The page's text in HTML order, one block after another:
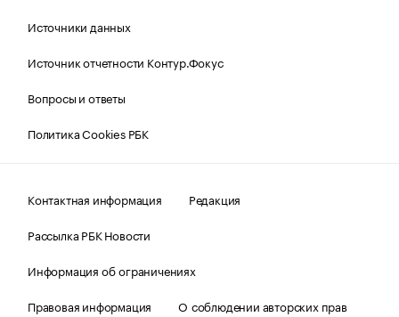
Источники данных
Источник отчетности Контур.Фокус
Вопросы и ответы
Политика Cookies РБК
Контактная информация
Редакция
Рассылка РБК Новости
Информация об ограничениях
Правовая информация
О соблюдении авторских прав